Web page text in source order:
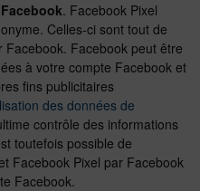
. Facebook Pixel
Celles-ci sont tout de
Facebook peut être
à votre compte Facebook et
fins publicitaires
des données de
contrôle des informations
toutefois possible de
Facebook Pixel par Facebook
Facebook.